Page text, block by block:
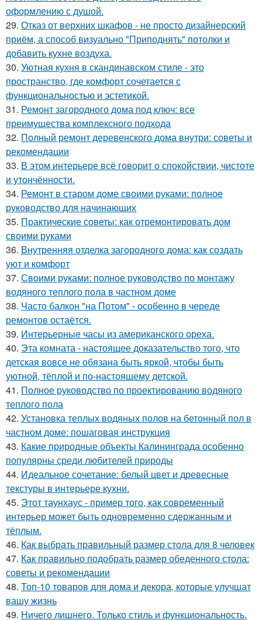
оформлению с душой.
29. Отказ от верхних шкафов - не просто дизайнерский
приём, а способ визуально "Приподнять" потолки и
добавить кухне воздуха.
30. Уютная кухня в скандинавском стиле - это
пространство, где комфорт сочетается с
функциональностью и эстетикой.
31. Ремонт загородного дома под ключ: все
преимущества комплексного подхода
32. Полный ремонт деревенского дома внутри: советы и
рекомендации
33. В этом интерьере всё говорит о спокойствии, чистоте
и утончённости.
34. Ремонт в старом доме своими руками: полное
руководство для начинающих
35. Практические советы: как отремонтировать дом
своими руками
36. Внутренняя отделка загородного дома: как создать
уют и комфорт
37. Своими руками: полное руководство по монтажу
водяного теплого пола в частном доме
38. Часто балкон "на Потом" - особенно в череде
ремонтов остаётся.
39. Интерьерные часы из американского ореха.
40. Эта комната - настоящее доказательство того, что
детская вовсе не обязана быть яркой, чтобы быть
уютной, тёплой и по-настоящему детской.
41. Полное руководство по проектированию водяного
теплого пола
42. Установка теплых водяных полов на бетонный пол в
частном доме: пошаговая инструкция
43. Какие природные объекты Калининграда особенно
популярны среди любителей природы
44. Идеальное сочетание: белый цвет и древесные
текстуры в интерьере кухни.
45. Этот таунхаус - пример того, как современный
интерьер может быть одновременно сдержанным и
тёплым.
46. Как выбрать правильный размер стола для 8 человек
47. Как правильно подобрать размер обеденного стола:
советы и рекомендации
48. Топ-10 товаров для дома и декора, которые улучшат
вашу жизнь
49. Ничего лишнего. Только стиль и функциональность.